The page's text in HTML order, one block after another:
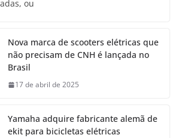
ou
Nova marca de scooters elétricas que
não precisam de CNH é lançada no
Brasil
17 de abril de 2025
Yamaha adquire fabricante alemã de
ekit para bicicletas elétricas